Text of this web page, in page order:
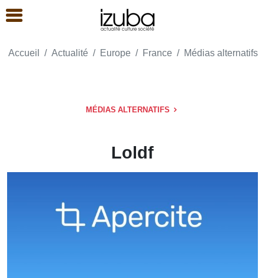
Accueil Actualité Europe France Médias alternatifs
MÉDIAS ALTERNATIFS
Loldf